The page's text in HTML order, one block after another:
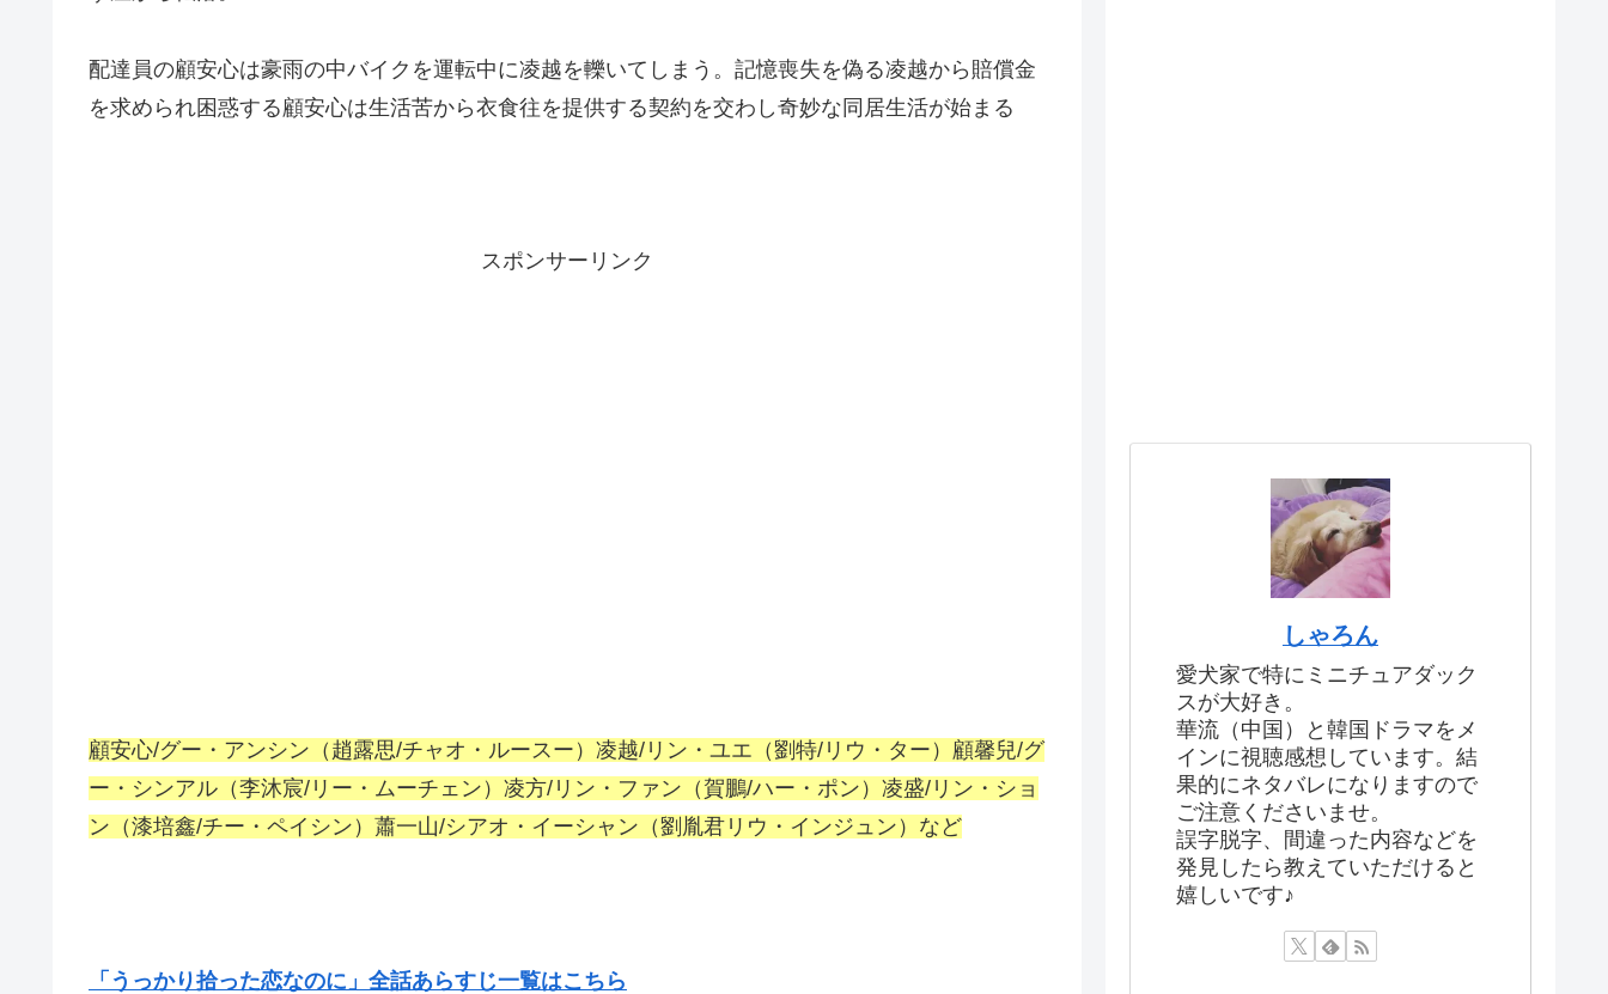
配達員の顧安心は豪雨の中バイクを運転中に凌越を轢いてしまう。記憶喪失を偽る凌越から賠償金
を求められ困惑する顧安心は生活苦から衣食往を提供する契約を交わし奇妙な同居生活が始まる
スポンサーリンク
顧安心/グー・アンシン（趙露思/チャオ・ルースー）凌越/リン・ユエ（劉特/リウ・ター）顧馨兒/グ
ー・シンアル（李沐宸/リー・ムーチェン）凌方/リン・ファン（賀鵬/ハー・ポン）凌盛/リン・ショ
ン（漆培鑫/チー・ペイシン）蕭一山/シアオ・イーシャン（劉胤君リウ・インジュン）など
「うっかり拾った恋なのに」全話あらすじ一覧はこちら
しゃろん
愛犬家で特にミニチュアダック
スが大好き。
華流（中国）と韓国ドラマをメ
インに視聴感想しています。結
果的にネタバレになりますので
ご注意くださいませ。
誤字脱字、間違った内容などを
発見したら教えていただけると
嬉しいです♪